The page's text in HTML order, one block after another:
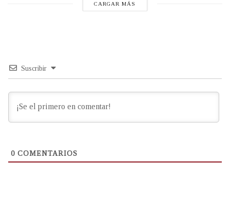
CARGAR MÁS
Suscribir
0 COMENTARIOS